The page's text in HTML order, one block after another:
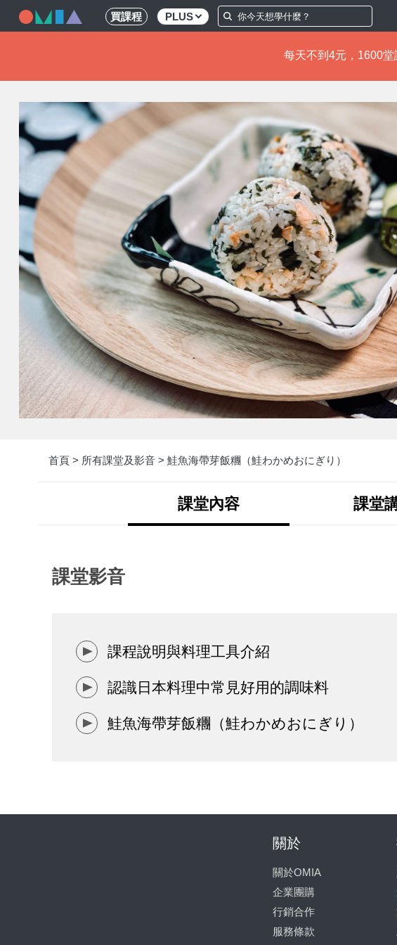
買課程 PLUS
每天不到4元，1600
首頁 > 所有課堂及影音 > 鮭魚海帶芽飯糰（鮭わかめおにぎり）
課堂內容 課堂
課堂影音
課程說明與料理工具介紹
認識日本料理中常見好用的調味料
鮭魚海帶芽飯糰（鮭わかめおにぎり）
關於
關於OMIA
企業團購
行銷合作
服務條款